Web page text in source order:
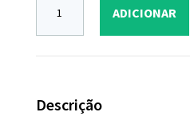
ADICIONAR
Descrição